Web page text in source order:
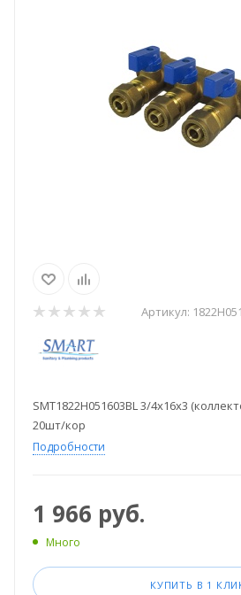
Артикул:
SMT1822Н051603BL 3/4x16x3
20шт/кор
Подробности
1 966 руб.
Много
КУПИТЬ В 1